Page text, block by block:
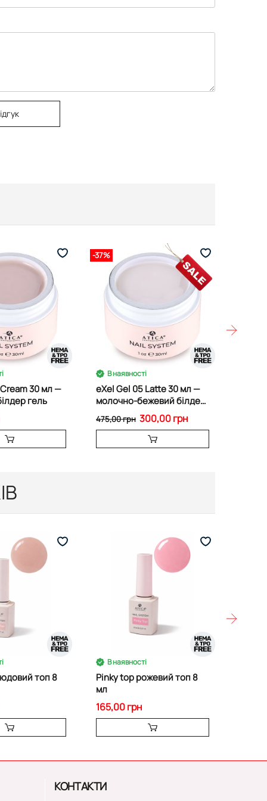
30 мл —
гель
-37%
В наявності
eXel Gel 05 Latte 30 мл —
молочно-бежевий білдер
300,00 грн
475,00 грн
топ 8
В наявності
Pinky top рожевий топ 8
мл
165,00 грн
КОНТАКТИ